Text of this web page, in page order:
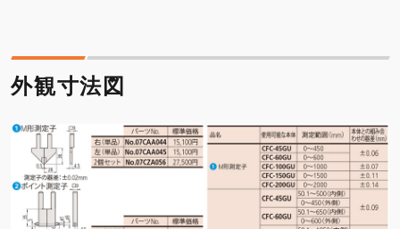
外観寸法図